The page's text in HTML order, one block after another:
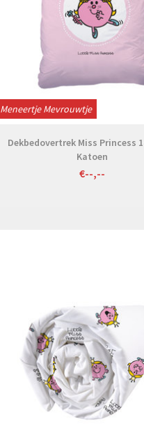
Meneertje Mevrouwtje
Dekbedovertrek Miss Princess
Katoen
€--,--